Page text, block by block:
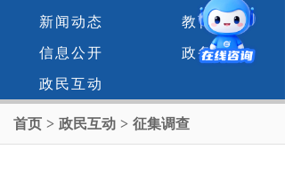
新闻动态 教育专题
信息公开 政务服务
政民互动
首页 > 政民互动 > 征集调查